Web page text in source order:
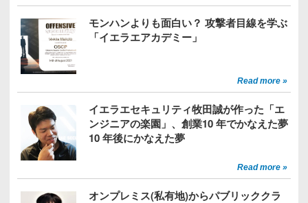
モンハンよりも面白い？ 攻撃者目線を学ぶ
「イエラエアカデミー」
Read more »
イエラエセキュリティ牧田誠が作った「エ
ンジニアの楽園」、創業10 年でかなえた夢
10 年後にかなえた夢
Read more »
オンプレミス(私有地)からパブリッククラ